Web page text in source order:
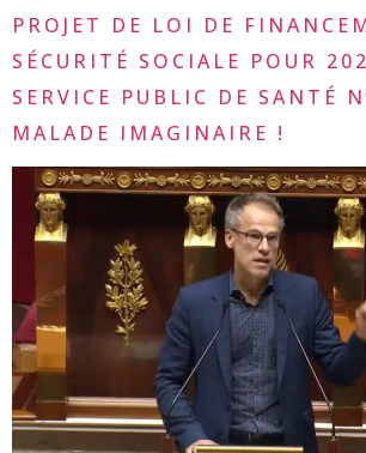
PROJET DE LOI DE
SÉCURITÉ SOCIALE POUR
SERVICE PUBLIC DE SANTÉ
MALADE IMAGINAIRE !